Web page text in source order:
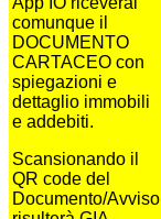
comunque il
DOCUMENTO
CARTACEO con
spiegazioni e
dettaglio immobili
e addebiti.
Scansionando il
QR code del
Documento/Avviso